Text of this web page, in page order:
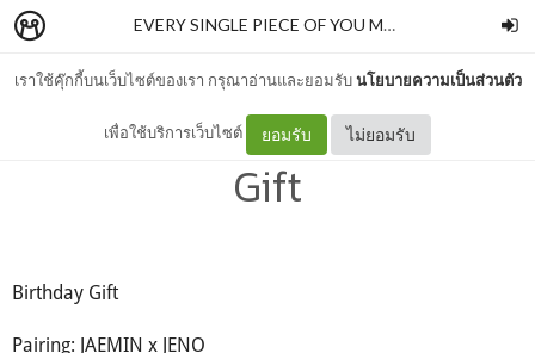
เราใช้คุ๊กกี้บนเว็บไซต์ของเรา กรุณาอ่านและยอมรับนโยบายความเป็นส่วนตัว
เพื่อใช้บริการเว็บไซต์ ยอมรับ ไม่ยอมรับ
EVERY SINGLE PIECE OF YOU MAKES ME FALL –a
[JAEMIN/JENO] Birthday
Gift
Birthday Gift
Pairing: JAEMIN x JENO